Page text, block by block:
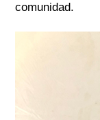
comunidad.